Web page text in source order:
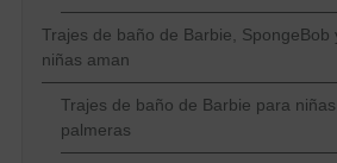
Trajes de baño de Barbie, SpongeBob
niñas aman
Trajes de baño de Barbie para
palmeras